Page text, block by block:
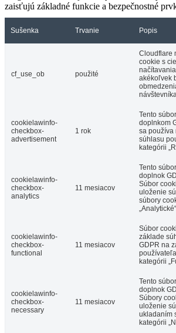
zaisťujú základné funkcie a bezpečnostné
Sušenka Trvanie Popis
cf_use_ob použité
Cloudflare
cookie s
akékoľvek
cookielawinfo-
checkbox-
advertisement
1 rok
Tento
doplnkom
sa používa
súhlasu
kategórii
cookielawinfo-
checkbox-
analytics
11 mesiacov
Tento
doplnok
Súbor
uloženie
súbory
cookielawinfo-
checkbox-
functional
11 mesiacov
Súbor
základe
GDPR na
kategórii
cookielawinfo-
checkbox-
necessary
11 mesiacov
Tento
doplnok
Súbory
uloženie
ukladaním
kategórii